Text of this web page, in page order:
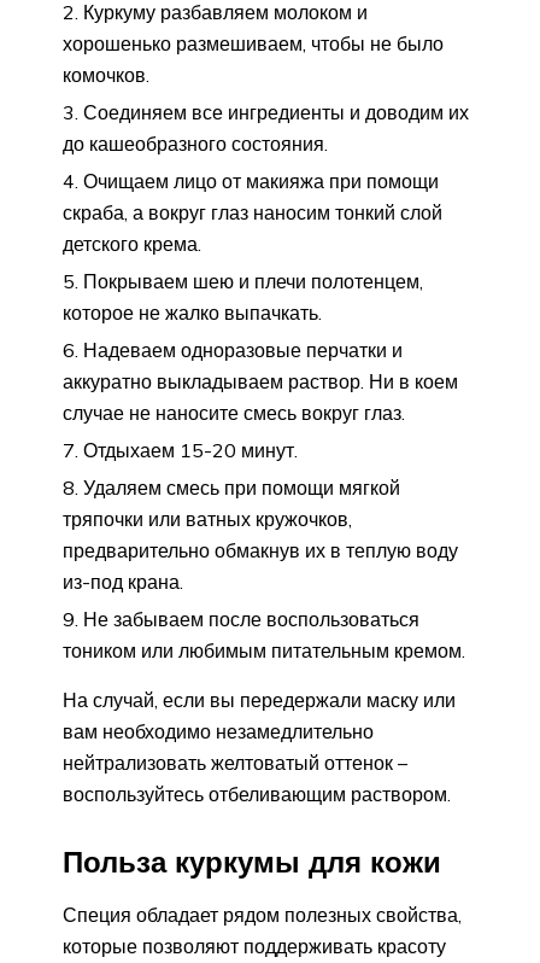
Куркуму разбавляем молоком и
хорошенько размешиваем, чтобы не было
комочков.
Соединяем все ингредиенты и доводим их
до кашеобразного состояния.
Очищаем лицо от макияжа при помощи
скраба, а вокруг глаз наносим тонкий слой
детского крема.
Покрываем шею и плечи полотенцем,
которое не жалко выпачкать.
Надеваем одноразовые перчатки и
аккуратно выкладываем раствор. Ни в коем
случае не наносите смесь вокруг глаз.
Отдыхаем 15-20 минут.
Удаляем смесь при помощи мягкой
тряпочки или ватных кружочков,
предварительно обмакнув их в теплую воду
из-под крана.
Не забываем после воспользоваться
тоником или любимым питательным кремом.
На случай, если вы передержали маску или
вам необходимо незамедлительно
нейтрализовать желтоватый оттенок –
воспользуйтесь отбеливающим раствором.
Польза куркумы для кожи
Специя обладает рядом полезных свойства,
которые позволяют поддерживать красоту